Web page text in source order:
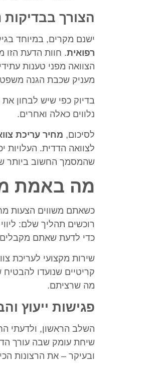
הצורך בבדיקות
ישנם מקרים, במיוחד
רפואית. חוות הדעת הזו
הצוואה מפני טענות
מעניק שכבת הגנה
בדיוק כפי שיש לבחון
נלווים כאלה ואחרים.
לסיכום, מחיר עריכת
לצוואה הדדית. העלויות
שהמסמך החשוב ביותר
מה באמת
כשאתם משווים הצעות
רוכשים תהליך שלם:
כדי לדעת שאתם
שירות מקצועי לעריכת
קריטיים שנועדו
מה שרציתם.
פגישות ייעוץ
השלב הראשון, ולדעתי
שיחת עומק שבה עורך
ובעיקר – את הרצונות